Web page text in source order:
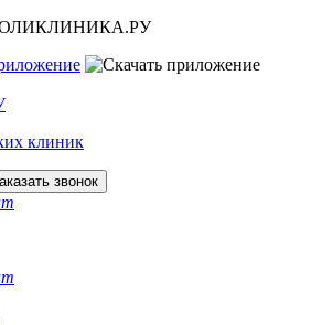
клиник
звонок